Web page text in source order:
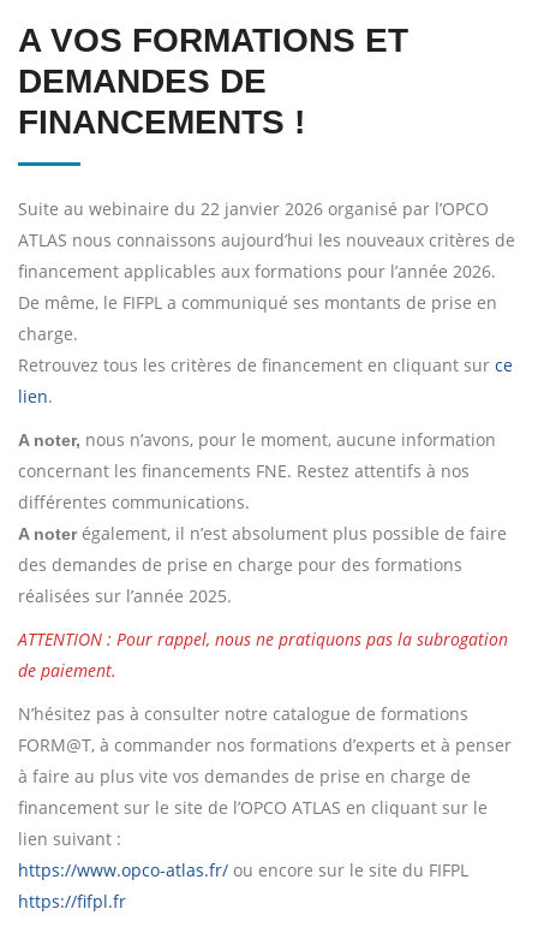
A VOS FORMATIONS ET
DEMANDES DE
FINANCEMENTS !
Suite au webinaire du 22 janvier 2026 organisé par l’OPCO
ATLAS nous connaissons aujourd’hui les nouveaux critères de
financement applicables aux formations pour l’année 2026.
De même, le FIFPL a communiqué ses montants de prise en
charge.
Retrouvez tous les critères de financement en cliquant sur ce
lien.
A noter, nous n’avons, pour le moment, aucune information
concernant les financements FNE. Restez attentifs à nos
différentes communications.
A noter également, il n’est absolument plus possible de faire
des demandes de prise en charge pour des formations
réalisées sur l’année 2025.
ATTENTION : Pour rappel, nous ne pratiquons pas la subrogation
de paiement.
N’hésitez pas à consulter notre catalogue de formations
FORM@T, à commander nos formations d’experts et à penser
à faire au plus vite vos demandes de prise en charge de
financement sur le site de l’OPCO ATLAS en cliquant sur le
lien suivant :
https://www.opco-atlas.fr/ ou encore sur le site du FIFPL
https://fifpl.fr